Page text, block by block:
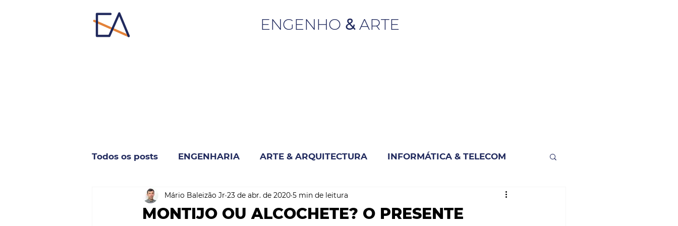
ENGENHO &ARTE
Todos os posts ENGENHARIA ARTE & ARQUITECTURA INFORMÁTICA & TELECOM
INDUSTRIA & NEGÓCIO INOVAÇÃO & SUSTENTABILIDADE
MONTIJO OU ALCOCHETE? O PRESENTE
Mário Baleizão Jr 23 de abr. de 2020 5 min de leitura